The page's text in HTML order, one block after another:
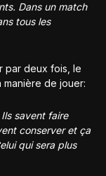
Dans un match
tous les
par deux fois, le
de jouer:
savent faire
conserver et ça
qui sera plus